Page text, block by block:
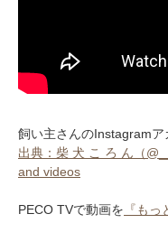
飼い主さんのInstagramア
出典：柴 犬 こ ろ ん（
and videos
PECO TVで動画を 『もっ